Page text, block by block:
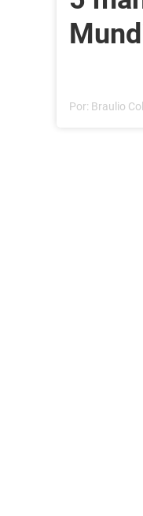
Por: Braulio